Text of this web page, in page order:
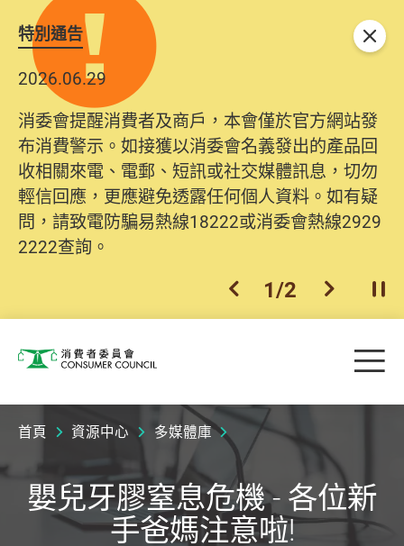
特別通告
2026.06.29
消委會提醒消費者及商戶，本會僅於官方網站發
布消費警示。如接獲以消委會名義發出的產品回
收相關來電、電郵、短訊或社交媒體訊息，切勿
輕信回應，更應避免透露任何個人資料。如有疑
問，請致電防騙易熱線18222或消委會熱線2929
2222查詢。
上一個
1/2 下一個開
關閉
消費者委員會 目
首頁 資源中心 多媒體庫
嬰兒牙膠窒息危機 - 各位新
手爸媽注意啦!